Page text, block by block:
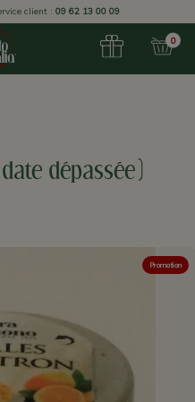
client : 09 62 13 00 09
0
dépassée)
Promotion